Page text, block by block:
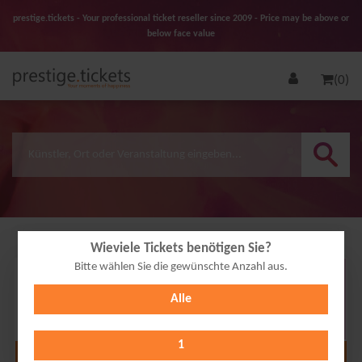
prestige.tickets - Your professional ticket reseller since 2009 - Price may be above or
below face value
(0)
Wieviele Tickets benötigen Sie?
Bitte wählen Sie die gewünschte Anzahl aus.
Alle
1
04